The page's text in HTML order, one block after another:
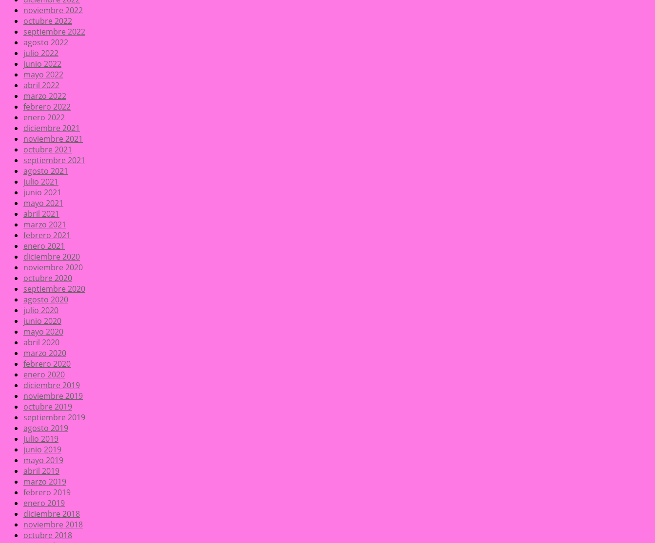
noviembre 2022
octubre 2022
septiembre 2022
agosto 2022
julio 2022
junio 2022
mayo 2022
abril 2022
marzo 2022
febrero 2022
enero 2022
diciembre 2021
noviembre 2021
octubre 2021
septiembre 2021
agosto 2021
julio 2021
junio 2021
mayo 2021
abril 2021
marzo 2021
febrero 2021
enero 2021
diciembre 2020
noviembre 2020
octubre 2020
septiembre 2020
agosto 2020
julio 2020
junio 2020
mayo 2020
abril 2020
marzo 2020
febrero 2020
enero 2020
diciembre 2019
noviembre 2019
octubre 2019
septiembre 2019
agosto 2019
julio 2019
junio 2019
mayo 2019
abril 2019
marzo 2019
febrero 2019
enero 2019
diciembre 2018
noviembre 2018
octubre 2018